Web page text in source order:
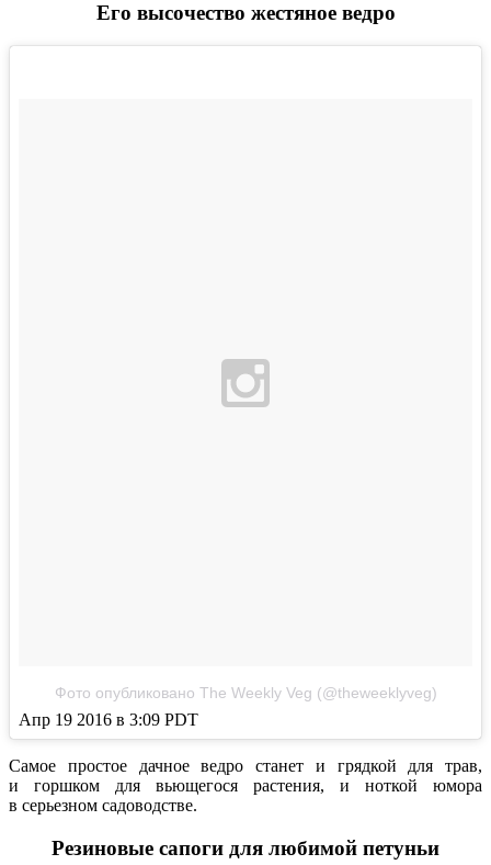
Его высочество жестяное ведро
Фото опубликовано The Weekly Veg (@theweeklyveg)
Апр 19 2016 в 3:09 PDT
Самое простое дачное ведро станет и грядкой для трав,
и горшком для вьющегося растения, и ноткой юмора
в серьезном садоводстве.
Резиновые сапоги для любимой петуньи